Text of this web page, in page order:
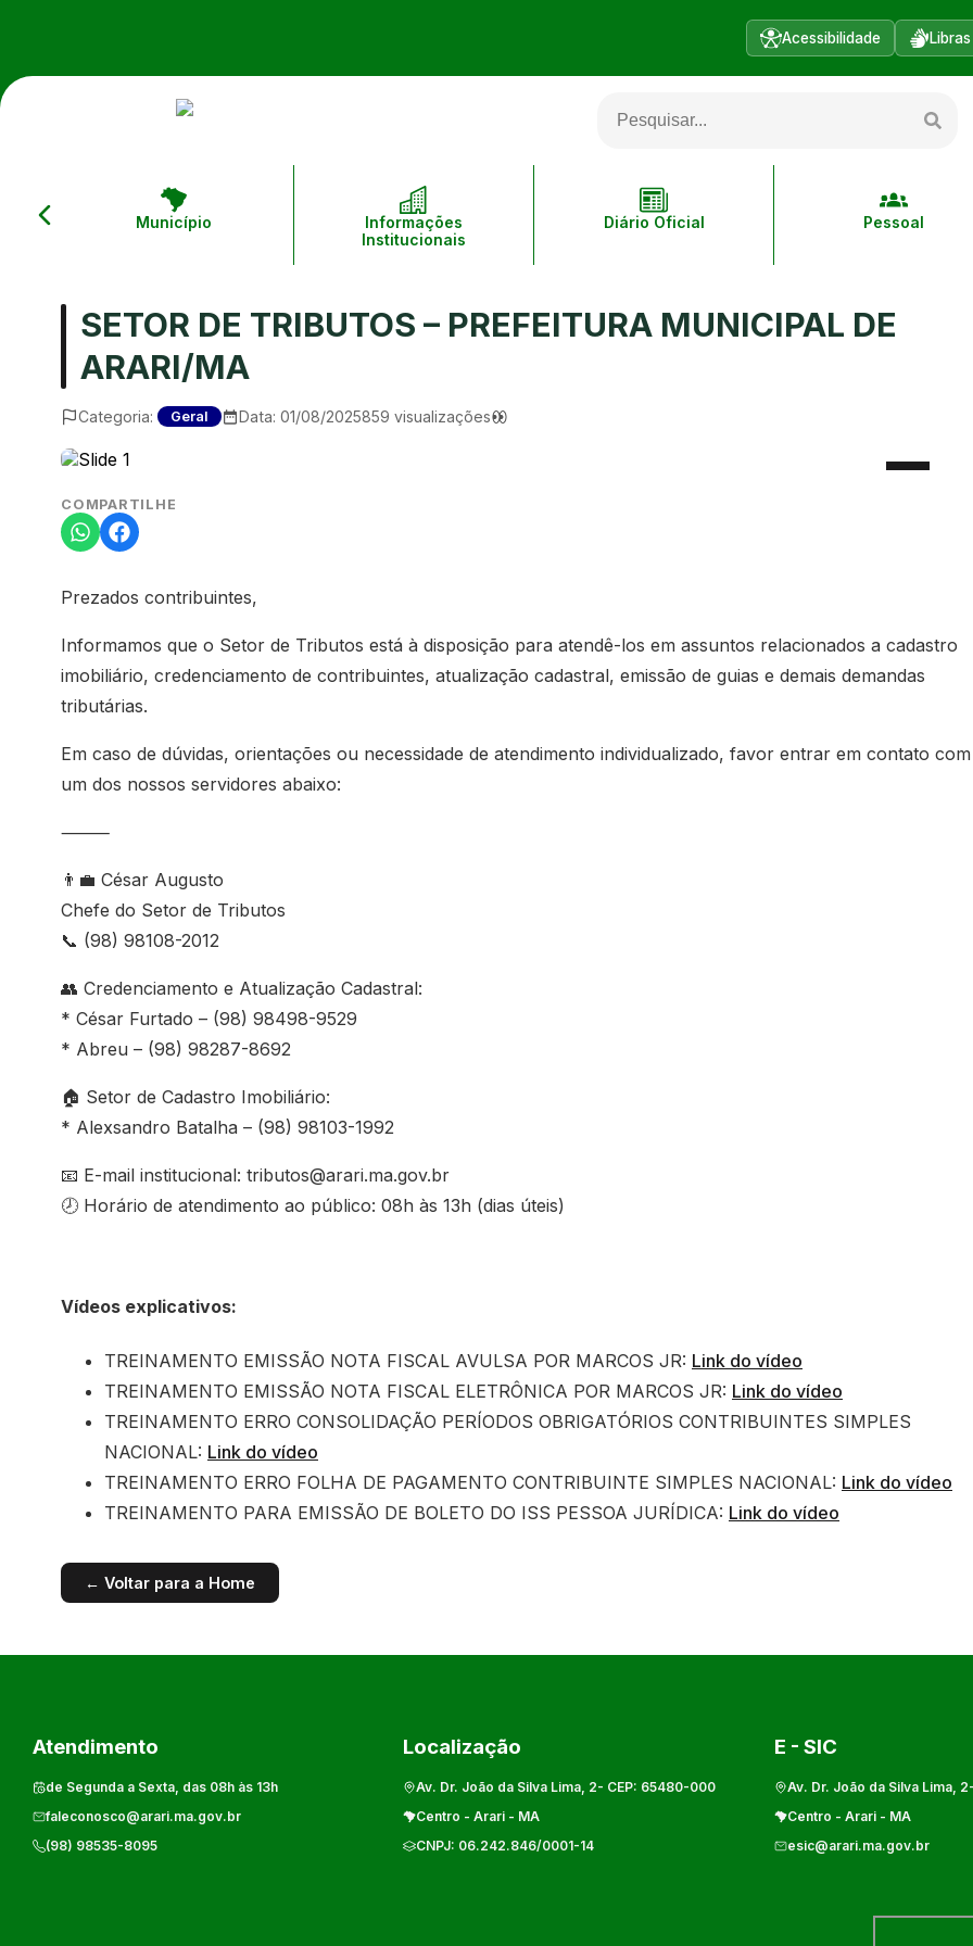
Acessibilidade Libras
Município
Informações
Institucionais
Diário Oficial Pessoal
SETOR DE TRIBUTOS – PREFEITURA MUNICIPAL DE
ARARI/MA
Categoria: Geral Data: 01/08/2025859 visualizações
COMPARTILHE
Prezados contribuintes,
Informamos que o Setor de Tributos está à disposição para atendê-los em assuntos relacionados a cadastro
imobiliário, credenciamento de contribuintes, atualização cadastral, emissão de guias e demais demandas
tributárias.
Em caso de dúvidas, orientações ou necessidade de atendimento individualizado, favor entrar em contato com
um dos nossos servidores abaixo:
⸻
👨‍💼 César Augusto
Chefe do Setor de Tributos
📞 (98) 98108-2012
👥 Credenciamento e Atualização Cadastral:
* César Furtado – (98) 98498-9529
* Abreu – (98) 98287-8692
🏠 Setor de Cadastro Imobiliário:
* Alexsandro Batalha – (98) 98103-1992
📧 E-mail institucional: tributos@arari.ma.gov.br
🕗 Horário de atendimento ao público: 08h às 13h (dias úteis)
Vídeos explicativos:
TREINAMENTO EMISSÃO NOTA FISCAL AVULSA POR MARCOS JR: Link do vídeo
TREINAMENTO EMISSÃO NOTA FISCAL ELETRÔNICA POR MARCOS JR: Link do vídeo
TREINAMENTO ERRO CONSOLIDAÇÃO PERÍODOS OBRIGATÓRIOS CONTRIBUINTES SIMPLES
NACIONAL: Link do vídeo
TREINAMENTO ERRO FOLHA DE PAGAMENTO CONTRIBUINTE SIMPLES NACIONAL: Link do vídeo
TREINAMENTO PARA EMISSÃO DE BOLETO DO ISS PESSOA JURÍDICA: Link do vídeo
← Voltar para a Home
Atendimento
de Segunda a Sexta, das 08h às 13h
faleconosco@arari.ma.gov.br
(98) 98535-8095
Localização
Av. Dr. João da Silva Lima, 2- CEP: 65480-000
Centro -Arari - MA
CNPJ: 06.242.846/0001-14
E - SIC
Av. Dr. João da Silva Lima, 2
Centro - Arari- MA
esic@arari.ma.gov.br